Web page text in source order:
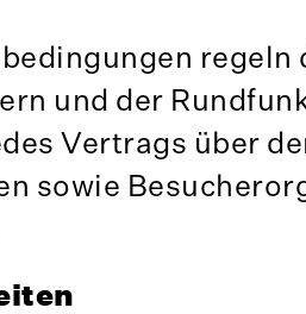
und der
Vertrags über
sowie